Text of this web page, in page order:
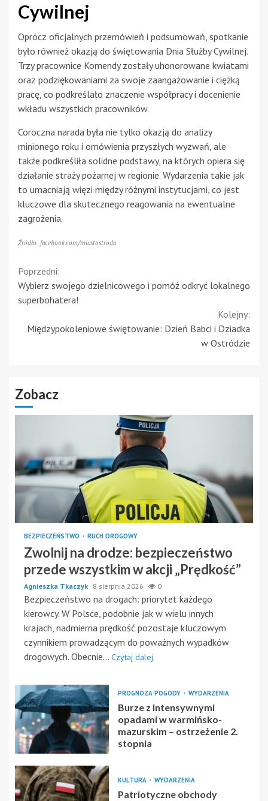
Cywilnej
Oprócz oficjalnych przemówień i podsumowań, spotkanie
było również okazją do świętowania Dnia Służby Cywilnej.
Trzy pracownice Komendy zostały uhonorowane kwiatami
oraz podziękowaniami za swoje zaangażowanie i ciężką
pracę, co podkreślało znaczenie współpracy i docenienie
wkładu wszystkich pracowników.
Coroczna narada była nie tylko okazją do analizy
minionego roku i omówienia przyszłych wyzwań, ale
także podkreśliła solidne podstawy, na których opiera się
działanie straży pożarnej w regionie. Wydarzenia takie jak
to umacniają więzi między różnymi instytucjami, co jest
kluczowe dla skutecznego reagowania na ewentualne
zagrożenia.
Źródło: facebook.com/miastostroda
Continue
Reading
Poprzedni:
Wybierz swojego dzielnicowego i pomóż odkryć lokalnego
superbohatera!
Kolejny:
Międzypokoleniowe świętowanie: Dzień Babci i Dziadka
w Ostródzie
Zobacz
BEZPIECZEŃSTWO RUCH DROGOWY
Zwolnij na drodze: bezpieczeństwo
przede wszystkim w akcji „Prędkość”
Agnieszka Tkaczyk 8 sierpnia 2026 0
Bezpieczeństwo na drogach: priorytet każdego
kierowcy. W Polsce, podobnie jak w wielu innych
krajach, nadmierna prędkość pozostaje kluczowym
czynnikiem prowadzącym do poważnych wypadków
drogowych. Obecnie... Czytaj dalej
PROGNOZA POGODY WYDARZENIA
Burze z intensywnymi
opadami w warmińsko-
mazurskim – ostrzeżenie 2.
stopnia
KULTURA WYDARZENIA
Patriotyczne obchody